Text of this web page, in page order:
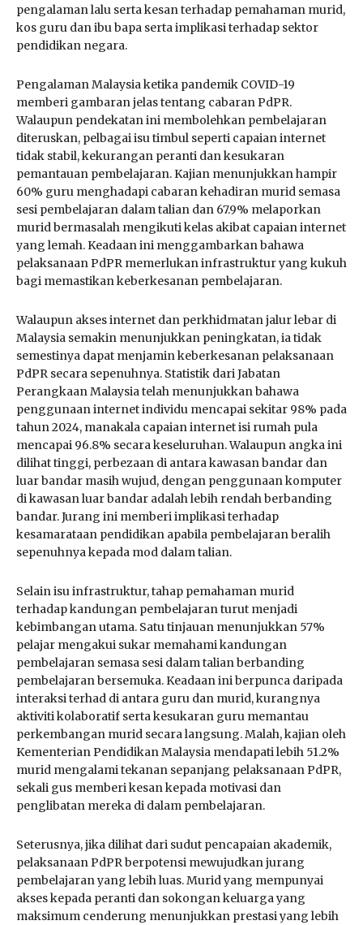
pengalaman lalu serta kesan terhadap pemahaman murid,
kos guru dan ibu bapa serta implikasi terhadap sektor
pendidikan negara.
Pengalaman Malaysia ketika pandemik COVID-19
memberi gambaran jelas tentang cabaran PdPR.
Walaupun pendekatan ini membolehkan pembelajaran
diteruskan, pelbagai isu timbul seperti capaian internet
tidak stabil, kekurangan peranti dan kesukaran
pemantauan pembelajaran. Kajian menunjukkan hampir
60% guru menghadapi cabaran kehadiran murid semasa
sesi pembelajaran dalam talian dan 67.9% melaporkan
murid bermasalah mengikuti kelas akibat capaian internet
yang lemah. Keadaan ini menggambarkan bahawa
pelaksanaan PdPR memerlukan infrastruktur yang kukuh
bagi memastikan keberkesanan pembelajaran.
Walaupun akses internet dan perkhidmatan jalur lebar di
Malaysia semakin menunjukkan peningkatan, ia tidak
semestinya dapat menjamin keberkesanan pelaksanaan
PdPR secara sepenuhnya. Statistik dari Jabatan
Perangkaan Malaysia telah menunjukkan bahawa
penggunaan internet individu mencapai sekitar 98% pada
tahun 2024, manakala capaian internet isi rumah pula
mencapai 96.8% secara keseluruhan. Walaupun angka ini
dilihat tinggi, perbezaan di antara kawasan bandar dan
luar bandar masih wujud, dengan penggunaan komputer
di kawasan luar bandar adalah lebih rendah berbanding
bandar. Jurang ini memberi implikasi terhadap
kesamarataan pendidikan apabila pembelajaran beralih
sepenuhnya kepada mod dalam talian.
Selain isu infrastruktur, tahap pemahaman murid
terhadap kandungan pembelajaran turut menjadi
kebimbangan utama. Satu tinjauan menunjukkan 57%
pelajar mengakui sukar memahami kandungan
pembelajaran semasa sesi dalam talian berbanding
pembelajaran bersemuka. Keadaan ini berpunca daripada
interaksi terhad di antara guru dan murid, kurangnya
aktiviti kolaboratif serta kesukaran guru memantau
perkembangan murid secara langsung. Malah, kajian oleh
Kementerian Pendidikan Malaysia mendapati lebih 51.2%
murid mengalami tekanan sepanjang pelaksanaan PdPR,
sekali gus memberi kesan kepada motivasi dan
penglibatan mereka di dalam pembelajaran.
Seterusnya, jika dilihat dari sudut pencapaian akademik,
pelaksanaan PdPR berpotensi mewujudkan jurang
pembelajaran yang lebih luas. Murid yang mempunyai
akses kepada peranti dan sokongan keluarga yang
maksimum cenderung menunjukkan prestasi yang lebih